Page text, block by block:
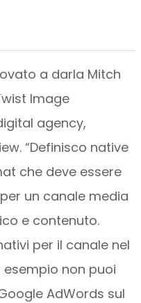
a darla Mitch
Image
agency,
“Definisco native
che deve essere
un canale media
e contenuto.
per il canale nel
esempio non puoi
AdWords sul